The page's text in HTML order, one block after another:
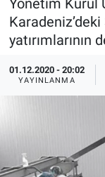
01.12.2020 - 20:02
YAYINLANMA
EndüstriST
Enerjisini
Endüstri
Ağır